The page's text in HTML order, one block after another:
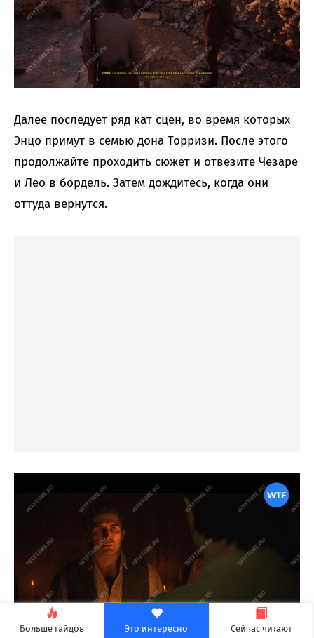
Больше гайдов Это интересно Сейчас читают
Далее последует ряд кат сцен, во время которых
Энцо примут в семью дона Торризи. После этого
продолжайте проходить сюжет и отвезите Чезаре
и Лео в бордель. Затем дождитесь, когда они
оттуда вернутся.